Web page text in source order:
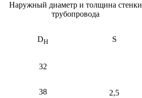
Наружный диаметр и толщина стенки
трубопровода
DН S
32
2,5
38